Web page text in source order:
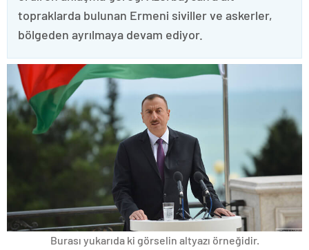
topraklarda bulunan Ermeni siviller ve askerler,
bölgeden ayrılmaya devam ediyor.
Burası yukarıda ki görselin altyazı örneğidir.